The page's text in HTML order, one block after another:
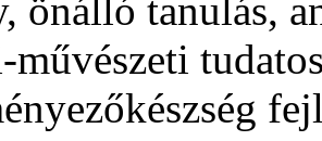
önálló tanulás,
művészeti